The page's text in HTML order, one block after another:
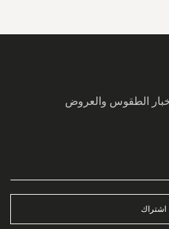
الطقوس والعروض
اشتراك